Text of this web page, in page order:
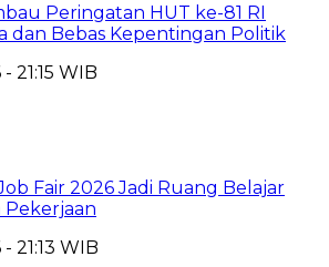
Peringatan HUT ke-81 RI
dan Bebas Kepentingan Politik
21:15 WIB
Fair 2026 Jadi Ruang Belajar
Pekerjaan
21:13 WIB